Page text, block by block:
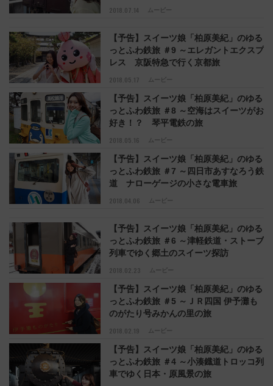
2018.07.14 ムービー
2018.05.17 ムービー
【予告】スイーツ娘「柏原美紀」のゆる
っとふわ鉄旅 ＃9 ～エレガントエクスプ
レス 京阪特急で行く京都旅
2018.05.16 ムービー
【予告】スイーツ娘「柏原美紀」のゆる
っとふわ鉄旅 ＃8 ～空海はスイーツがお
好き！？ 琴平電鉄の旅
2018.04.06 ムービー
【予告】スイーツ娘「柏原美紀」のゆる
っとふわ鉄旅 ＃7 ～四日市あすなろう鉄
道 ナローゲージの小さな電車旅
2018.02.23 ムービー
【予告】スイーツ娘「柏原美紀」のゆる
っとふわ鉄旅 ＃6 ～津軽鉄道・ストーブ
列車でゆく郷土のスイーツ探訪
2018.02.19 ムービー
【予告】スイーツ娘「柏原美紀」のゆる
っとふわ鉄旅 ＃5 ～ＪＲ四国 伊予灘も
のがたり号みかんの里の旅
【予告】スイーツ娘「柏原美紀」のゆる
っとふわ鉄旅 ＃4 ～小湊鐡道トロッコ列
車でゆく日本・原風景の旅